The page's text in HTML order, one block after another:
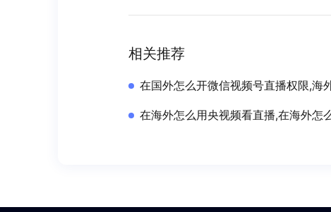
相关推荐
在国外怎么开微信视频号直播权限,海
在海外怎么用央视频看直播,在海外怎